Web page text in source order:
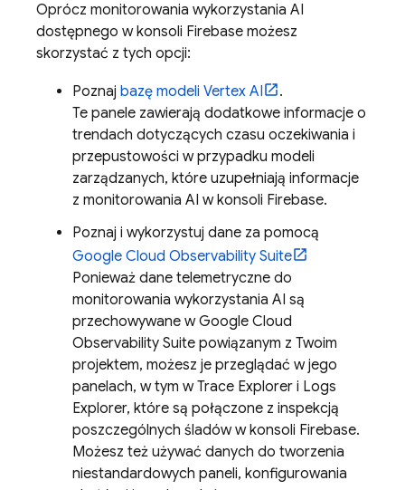
Oprócz monitorowania wykorzystania AI
dostępnego w konsoli Firebase możesz
skorzystać z tych opcji:
Poznaj bazę modeli Vertex AI
.
Te panele zawierają dodatkowe informacje o
trendach dotyczących czasu oczekiwania i
przepustowości w przypadku modeli
zarządzanych, które uzupełniają informacje
z monitorowania AI w konsoli Firebase.
Poznaj i wykorzystuj dane za pomocą
Google Cloud Observability Suite
Ponieważ dane telemetryczne do
monitorowania wykorzystania AI są
przechowywane wGoogle Cloud
Observability Suite powiązanym z Twoim
projektem, możesz je przeglądać w jego
panelach, w tym wTrace Explorer i Logs
Explorer, które są połączone z inspekcją
poszczególnych śladów w konsoli Firebase.
Możesz też używać danych do tworzenia
niestandardowych paneli, konfigurowania